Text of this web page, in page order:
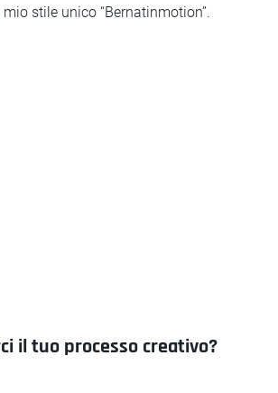
stile unico “Bernatinmotion”.
il tuo processo creativo?